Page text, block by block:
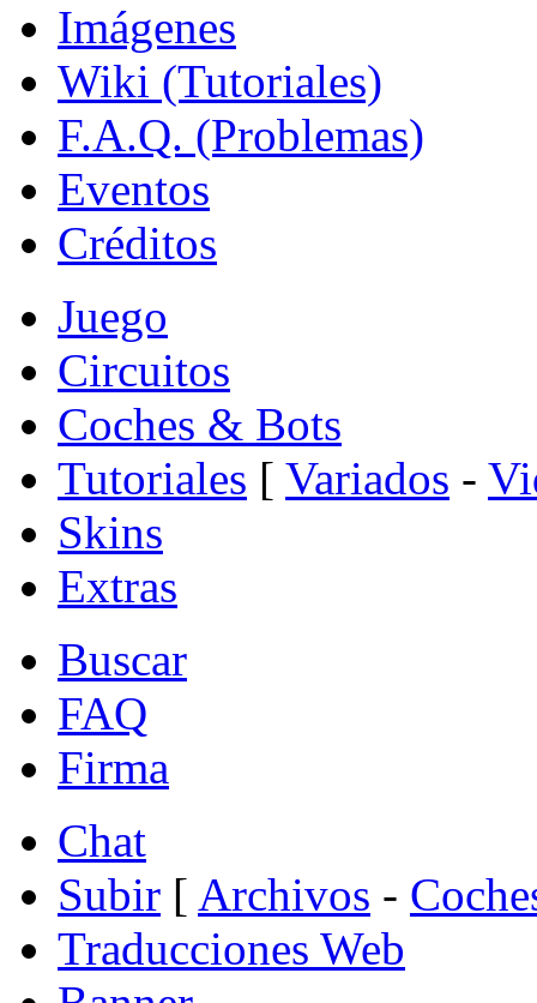
Imágenes
Wiki (Tutoriales)
F.A.Q. (Problemas)
Eventos
Créditos
Juego
Circuitos
Coches & Bots
Tutoriales [ Variados -
Skins
Extras
Buscar
FAQ
Firma
Chat
Subir [ Archivos -
Traducciones Web